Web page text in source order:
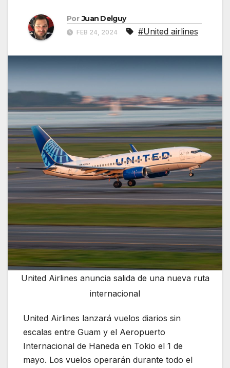
Por Juan Delguy
FEB 24, 2024 #United airlines
United Airlines anuncia salida de una nueva ruta
internacional
United Airlines lanzará vuelos diarios sin
escalas entre Guam y el Aeropuerto
Internacional de Haneda en Tokio el 1 de
mayo. Los vuelos operarán durante todo el